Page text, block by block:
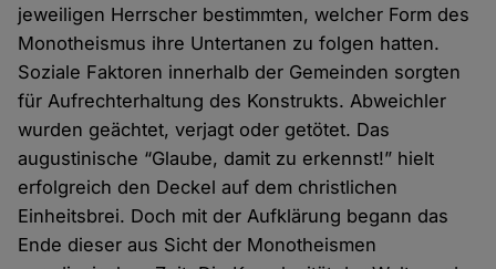
jeweiligen Herrscher bestimmten, welcher Form des
Monotheismus ihre Untertanen zu folgen hatten.
Soziale Faktoren innerhalb der Gemeinden sorgten
für Aufrechterhaltung des Konstrukts. Abweichler
wurden geächtet, verjagt oder getötet. Das
augustinische “Glaube, damit zu erkennst!” hielt
erfolgreich den Deckel auf dem christlichen
Einheitsbrei. Doch mit der Aufklärung begann das
Ende dieser aus Sicht der Monotheismen